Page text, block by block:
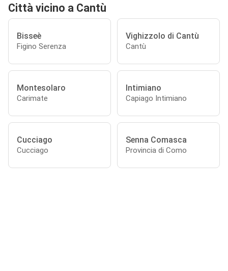
Città vicino a Cantù
Bisseè
Figino Serenza
Vighizzolo di Cantù
Cantù
Montesolaro
Carimate
Intimiano
Capiago Intimiano
Cucciago
Cucciago
Senna Comasca
Provincia di Como